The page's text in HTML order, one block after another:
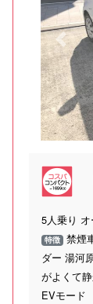
5人乗り
特徴 禁煙
ダー 湯河
がよくて
EVモード